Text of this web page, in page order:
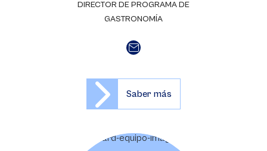
DIRECTOR DE PROGRAMA DE
GASTRONOMÍA
Saber más